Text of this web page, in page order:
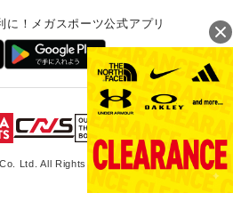
に！メガスポーツ公式アプリ
Ltd. All Rights Reserved.